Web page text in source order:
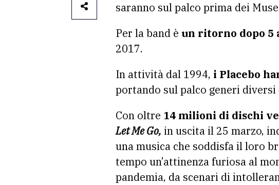
saranno sul palco prima dei
Per la band è un ritorno dopo 5
2017.
In attività dal 1994, i Placebo
portando sul palco generi
Con oltre 14 milioni di dischi
Let Me Go, in uscita il 25 marzo,
una musica che soddisfa il loro
tempo un’attinenza furiosa al
pandemia, da scenari di